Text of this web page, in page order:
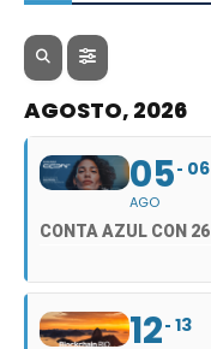
AGOSTO, 2026
05
AGO
06
CONTA AZUL CON 26
12 13